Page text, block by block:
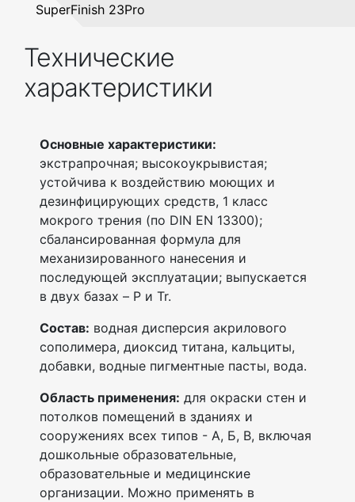
SuperFinish 23Pro
Технические
характеристики
Основные характеристики:
экстрапрочная; высокоукрывистая;
устойчива к воздействию моющих и
дезинфицирующих средств, 1 класс
мокрого трения (по DIN EN 13300);
сбалансированная формула для
механизированного нанесения и
последующей эксплуатации; выпускается
в двух базах – P и Tr.
Состав: водная дисперсия акрилового
сополимера, диоксид титана, кальциты,
добавки, водные пигментные пасты, вода.
Область применения: для окраски стен и
потолков помещений в зданиях и
сооружениях всех типов - А, Б, В, включая
дошкольные образовательные,
образовательные и медицинские
организации. Можно применять в